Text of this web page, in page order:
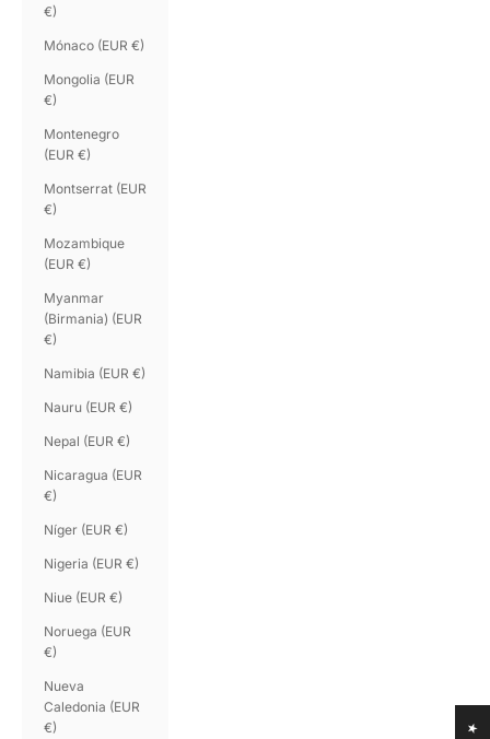
€)
Mónaco (EUR €)
Mongolia (EUR
€)
Montenegro
(EUR €)
Montserrat (EUR
€)
Mozambique
(EUR €)
Myanmar
(Birmania) (EUR
€)
Namibia (EUR €)
Nauru (EUR €)
Nepal (EUR €)
Nicaragua (EUR
€)
Níger (EUR €)
Nigeria (EUR €)
Niue (EUR €)
Noruega (EUR
€)
Nueva
Caledonia (EUR
€)